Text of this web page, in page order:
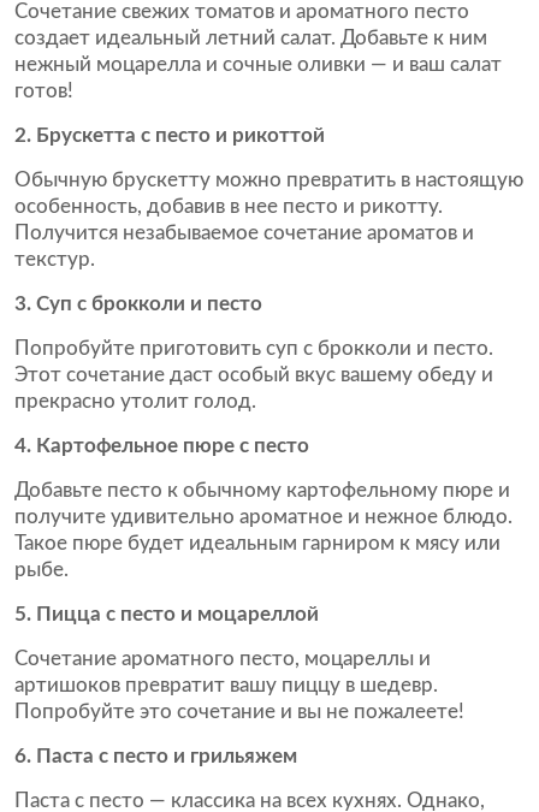
Сочетание свежих томатов и ароматного песто
создает идеальный летний салат. Добавьте к ним
нежный моцарелла и сочные оливки — и ваш салат
готов!
2. Брускетта с песто и рикоттой
Обычную брускетту можно превратить в настоящую
особенность, добавив в нее песто и рикотту.
Получится незабываемое сочетание ароматов и
текстур.
3. Суп с брокколи и песто
Попробуйте приготовить суп с брокколи и песто.
Этот сочетание даст особый вкус вашему обеду и
прекрасно утолит голод.
4. Картофельное пюре с песто
Добавьте песто к обычному картофельному пюре и
получите удивительно ароматное и нежное блюдо.
Такое пюре будет идеальным гарниром к мясу или
рыбе.
5. Пицца с песто и моцареллой
Сочетание ароматного песто, моцареллы и
артишоков превратит вашу пиццу в шедевр.
Попробуйте это сочетание и вы не пожалеете!
6. Паста с песто и грильяжем
Паста с песто — классика на всех кухнях. Однако,